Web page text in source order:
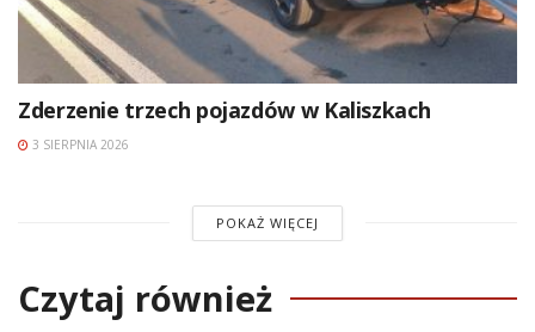
Zderzenie trzech pojazdów w Kaliszkach
3 SIERPNIA 2026
POKAŻ WIĘCEJ
Czytaj również